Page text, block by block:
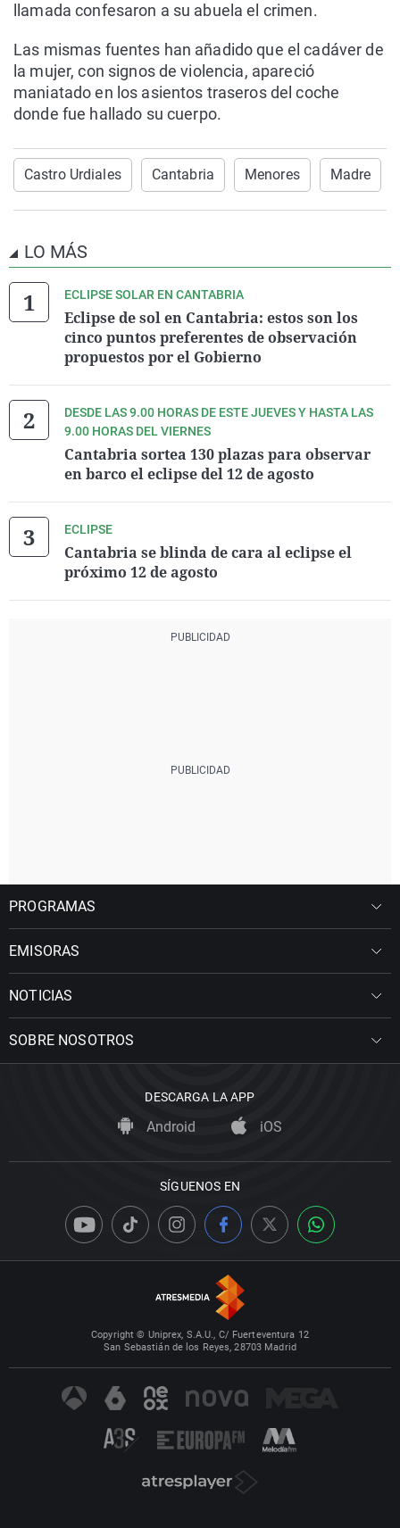
llamada confesaron a su abuela el crimen.
Las mismas fuentes han añadido que el cadáver de
la mujer, con signos de violencia, apareció
maniatado en los asientos traseros del coche
donde fue hallado su cuerpo.
Castro Urdiales Cantabria Menores Madre
LO MÁS
ECLIPSE SOLAR EN CANTABRIA
Eclipse de sol en Cantabria: estos son los
cinco puntos preferentes de observación
propuestos por el Gobierno
DESDE LAS 9.00 HORAS DE ESTE JUEVES Y HASTA LAS
9.00 HORAS DEL VIERNES
Cantabria sortea 130 plazas para observar
en barco el eclipse del 12 de agosto
ECLIPSE
Cantabria se blinda de cara al eclipse el
próximo 12 de agosto
PROGRAMAS
EMISORAS
NOTICIAS
SOBRE NOSOTROS
DESCARGA LA APP
Android iOS
SÍGUENOS EN
Copyright © Uniprex, S.A.U., C/ Fuerteventura 12
San Sebastián de los Reyes, 28703 Madrid